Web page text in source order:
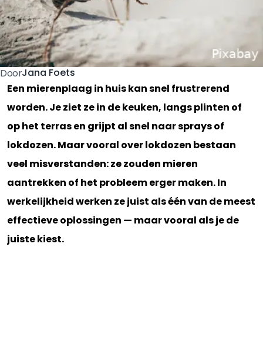
DoorJana Foets
Een mierenplaag in huis kan snel frustrerend
worden. Je ziet ze in de keuken, langs plinten of
op het terras en grijpt al snel naar sprays of
lokdozen. Maar vooral over lokdozen bestaan
veel misverstanden: ze zouden mieren
aantrekken of het probleem erger maken. In
werkelijkheid werken ze juist als één van de meest
effectieve oplossingen — maar vooral als je de
juiste kiest.